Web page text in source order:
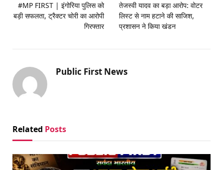
#MP FIRST | इंगोरिया पुलिस को
बड़ी सफलता, ट्रैक्टर चोरी का आरोपी
गिरफ्तार
तेजस्वी यादव का बड़ा आरोप: वोटर
लिस्ट से नाम हटाने की साजिश,
प्रशासन ने किया खंडन
Public First News
Related Posts